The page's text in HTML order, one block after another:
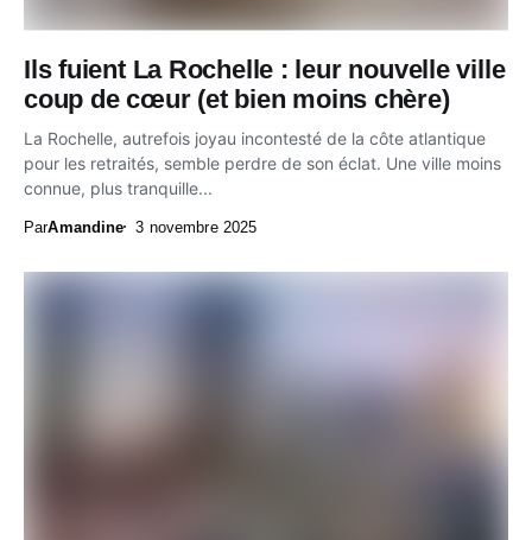
Ils fuient La Rochelle : leur nouvelle ville
coup de cœur (et bien moins chère)
La Rochelle, autrefois joyau incontesté de la côte atlantique
pour les retraités, semble perdre de son éclat. Une ville moins
connue, plus tranquille...
ParAmandine 3 novembre 2025